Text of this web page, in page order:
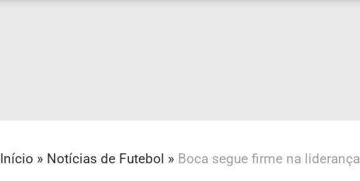
Início » Notícias de Futebol » Boca segue firme na liderança